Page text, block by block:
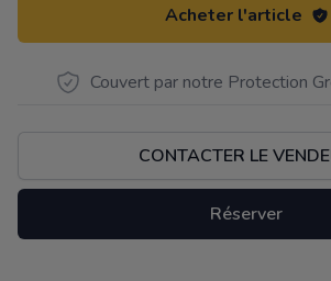
Acheter l'article
Couvert par notre Protection
CONTACTER LE
Réserver